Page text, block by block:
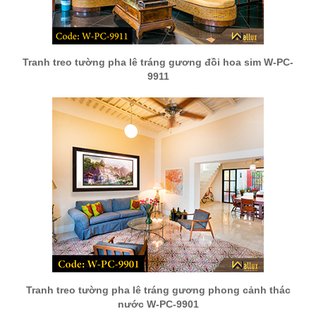
Tranh treo tường pha lê tráng gương đồi hoa sim W-PC-
9911
Tranh treo tường pha lê tráng gương phong cảnh thác
nước W-PC-9901